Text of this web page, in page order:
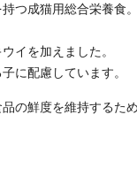
つ成猫用総合栄養食
イを加えました。
に配慮しています。
の鮮度を維持するた